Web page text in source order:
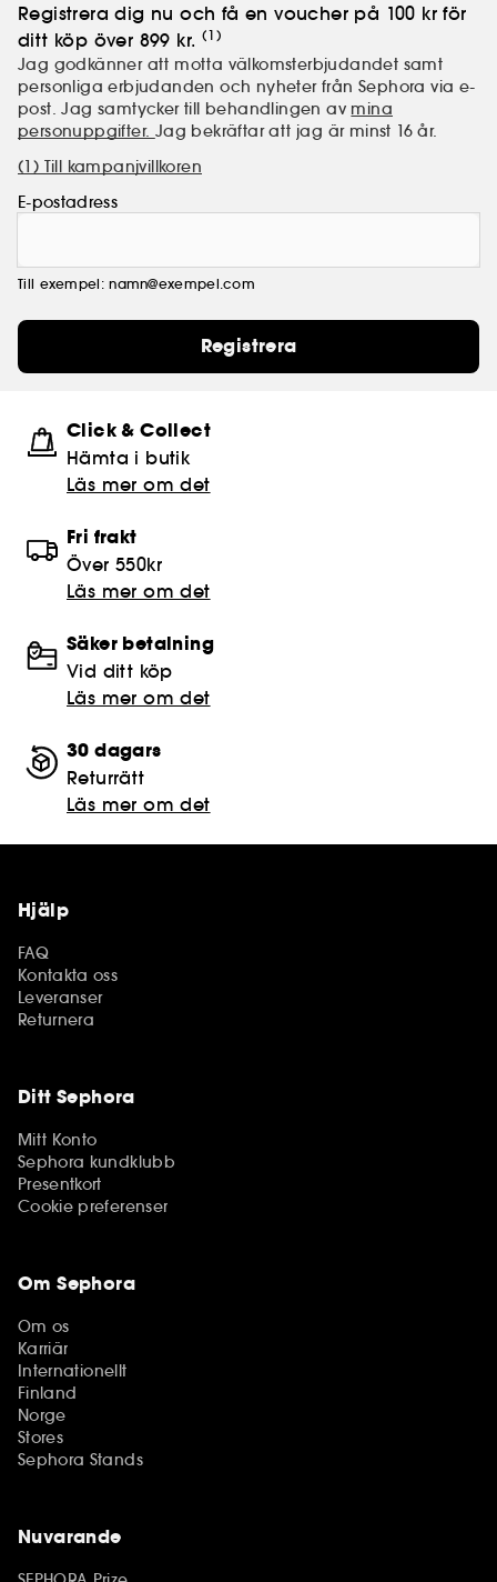
Registrera dig nu och få en voucher på 100 kr för
ditt köp över 899 kr. (1)
Jag godkänner att motta välkomsterbjudandet samt
personliga erbjudanden och nyheter från Sephora via e-
post. Jag samtycker till behandlingen av mina
personuppgifter. Jag bekräftar att jag är minst 16 år.
(1) Till kampanjvillkoren
E-postadress
Till exempel: namn@exempel.com
Registrera
Click & Collect
Hämta i butik​
Läs mer om det
Fri frakt
Över 550kr
Läs mer om det
Säker betalning
Vid ditt köp
Läs mer om det
30 dagars
Returrätt
Läs mer om det
Hjälp
FAQ
Kontakta oss
Leveranser
Returnera
Ditt Sephora
Mitt Konto
Sephora kundklubb
Presentkort
Cookie preferenser
Om Sephora
Om os
Karriär
Internationellt
Finland
Norge
Stores
Sephora Stands
Nuvarande